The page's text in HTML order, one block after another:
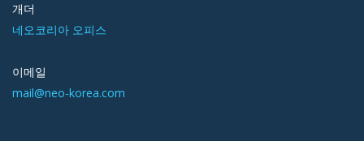
개더
네오코리아 오피스
이메일
mail@neo-korea.com